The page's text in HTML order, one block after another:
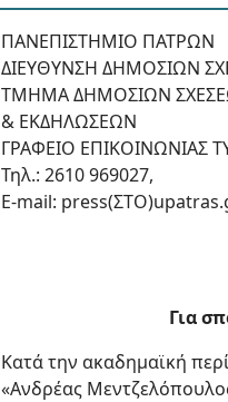
ΠΑΝΕΠΙΣΤΗΜΙΟ ΠΑΤΡΩΝ
ΔΙΕΥΘΥΝΣΗ ΔΗΜΟΣΙΩΝ
ΤΜΗΜΑ ΔΗΜΟΣΙΩΝ
& ΕΚΔΗΛΩΣΕΩΝ
ΓΡΑΦΕΙΟ ΕΠΙΚΟΙΝΩΝΙΑΣ
Τηλ.: 2610 969027,
E-mail:
Για
Κατά την ακαδημαϊκή
«Ανδρέας